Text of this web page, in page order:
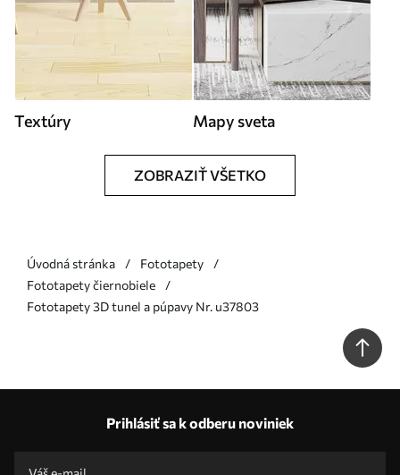
Textúry Mapy sveta
ZOBRAZIŤ VŠETKO
Úvodná stránka
Fototapety
Fototapety čiernobiele
Fototapety 3D tunel a púpavy Nr. u37803
Prihlásiť sa k odberu noviniek